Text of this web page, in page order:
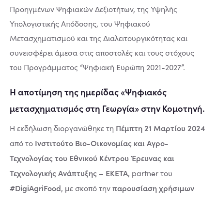
Προηγμένων Ψηφιακών Δεξιοτήτων, της Υψηλής
Υπολογιστικής Απόδοσης, του Ψηφιακού
Μετασχηματισμού και της Διαλειτουργικότητας και
συνεισφέρει άμεσα στις αποστολές και τους στόχους
του Προγράμματος “Ψηφιακή Ευρώπη 2021-2027”.
Η αποτίμηση της ημερίδας «Ψηφιακός
μετασχηματισμός στη Γεωργία» στην Κομοτηνή.
Η εκδήλωση διοργανώθηκε τη Πέμπτη 21 Μαρτίου 2024
από το Ινστιτούτο Βιο-Οικονομίας και Αγρο-
Τεχνολογίας του Εθνικού Κέντρου Έρευνας και
Τεχνολογικής Ανάπτυξης – ΕΚΕΤΑ, partner του
#DigiAgriFood, με σκοπό τηνπαρουσίαση χρήσιμων